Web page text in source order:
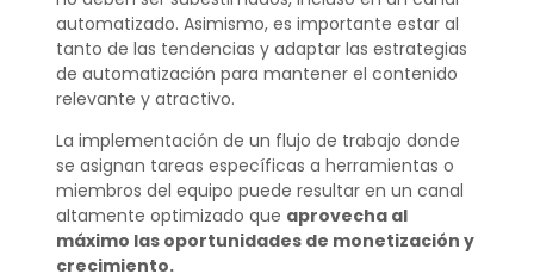
automatizado. Asimismo, es importante estar al
tanto de las tendencias y adaptar las estrategias
de automatización para mantener el contenido
relevante y atractivo.
La implementación de un flujo de trabajo donde
se asignan tareas específicas a herramientas o
miembros del equipo puede resultar en un canal
altamente optimizado que aprovecha al
máximo las oportunidades de monetización y
crecimiento.